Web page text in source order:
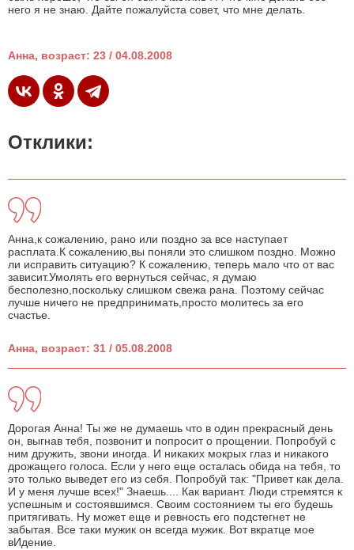
него я не знаю. Дайте пожалуйста совет, что мне делать.
Анна, возраст: 23 / 04.08.2008
Отклики:
Анна,к сожалению, рано или поздно за все наступает
расплата.К сожалению,вы поняли это слишком поздно. Можно
ли исправить ситуацию? К сожалению, теперь мало что от вас
зависит.Умолять его вернуться сейчас, я думаю
бесполезно,поскольку слишком свежа рана. Поэтому сейчас
лучше ничего не предпринимать,просто молитесь за его
счастье.
Анна, возраст: 31 / 05.08.2008
Дорогая Анна! Ты же не думаешь что в один прекрасный день
он, выгнав тебя, позвонит и попросит о прощении. Попробуй с
ним дружить, звони иногда. И никаких мокрых глаз и никакого
дрожащего голоса. Если у него еще осталась обида на тебя, то
это только выведет его из себя. Попробуй так: "Привет как дела.
И у меня лучше всех!" Знаешь.... Как вариант. Люди стремятся к
успешным и состоявшимся. Своим состоянием ты его будешь
притягивать. Ну может еще и ревность его подстегнет не
забытая. Все таки мужик он всегда мужик. Вот вкратце мое
вИдение.